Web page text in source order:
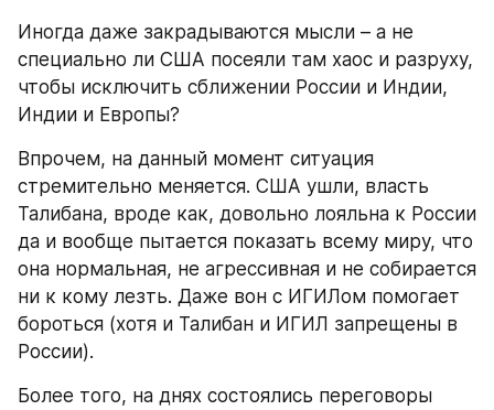
Иногда даже закрадываются мысли – а не
специально ли США посеяли там хаос и разруху,
чтобы исключить сближении России и Индии,
Индии и Европы?
Впрочем, на данный момент ситуация
стремительно меняется. США ушли, власть
Талибана, вроде как, довольно лояльна к России
да и вообще пытается показать всему миру, что
она нормальная, не агрессивная и не собирается
ни к кому лезть. Даже вон с ИГИЛом помогает
бороться (хотя и Талибан и ИГИЛ запрещены в
России).
Более того, на днях состоялись переговоры